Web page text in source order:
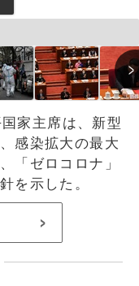
家主席は、新型
感染拡大の最大
「ゼロコロナ」
を示した。
>